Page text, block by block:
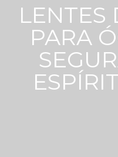
LENTES
PARA